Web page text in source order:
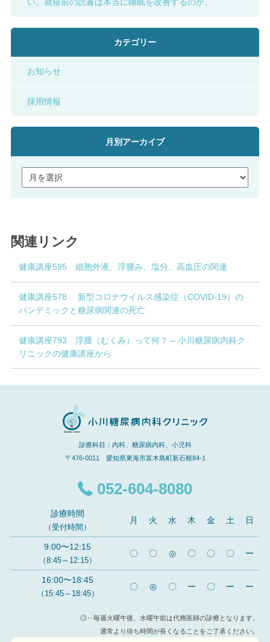
い。就寝前の読書は本当に睡眠を改善するのか。
カテゴリー
お知らせ
採用情報
月別アーカイブ
関連リンク
健康講座595 細胞外液、浮腫み、塩分、高血圧の関連
健康講座578 新型コロナウイルス感染症（COVID-19）の
パンデミックと糖尿病関連の死亡
健康講座793 浮腫（むくみ）って何？ – 小川糖尿病内科ク
リニックの健康講座から
診療科目：内科、糖尿病内科、小児科
〒476-0011 愛知県東海市富木島町新石根84-1
052-604-8080
診療時間
（受付時間）
月 火 水 木 金 土 日
9:00〜12:15
（8:45～12:15）
〇 〇 ◎ 〇 〇 〇 ー
16:00〜18:45
（15:45～18:45）
〇 ◎ 〇 ー 〇 ー ー
◎‥毎週火曜午後、水曜午前は代務医師の診療となります。
通常より待ち時間が長くなることをご了承ください。